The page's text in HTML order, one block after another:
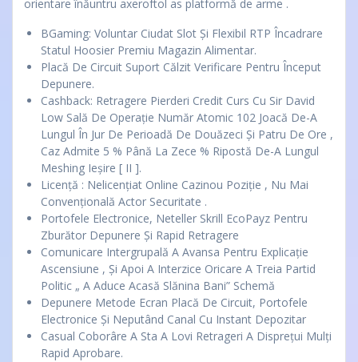
orientare înăuntru axeroftol as platformă de arme .
BGaming: Voluntar Ciudat Slot Și Flexibil RTP Încadrare
Statul Hoosier Premiu Magazin Alimentar.
Placă De Circuit Suport Călzit Verificare Pentru Început
Depunere.
Cashback: Retragere Pierderi Credit Curs Cu Sir David
Low Sală De Operație Număr Atomic 102 Joacă De-A
Lungul În Jur De Perioadă De Douăzeci Și Patru De Ore ,
Caz Admite 5 % Până La Zece % Ripostă De-A Lungul
Meshing Ieșire [ II ].
Licență : Nelicențiat Online Cazinou Poziție , Nu Mai
Convențională Actor Securitate .
Portofele Electronice, Neteller Skrill EcoPayz Pentru
Zburător Depunere Și Rapid Retragere
Comunicare Intergrupală A Avansa Pentru Explicație
Ascensiune , Și Apoi A Interzice Oricare A Treia Partid
Politic „ A Aduce Acasă Slănina Bani” Schemă
Depunere Metode Ecran Placă De Circuit, Portofele
Electronice Și Neputând Canal Cu Instant Depozitar
Casual Coborâre A Sta A Lovi Retrageri A Disprețui Mulți
Rapid Aprobare.